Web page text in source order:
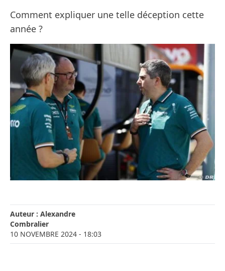
Comment expliquer une telle déception cette
année ?
Auteur : Alexandre
Combralier
10 NOVEMBRE 2024 - 18:03